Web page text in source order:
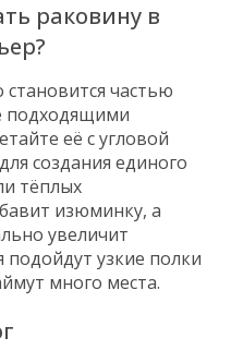
раковину в
частью
подходящими
её с угловой
создания единого
тёплых
изюминку, а
увеличит
подойдут узкие полки
много места.